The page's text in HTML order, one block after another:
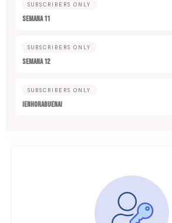
SUBSCRIBERS ONLY
Semana 11
SUBSCRIBERS ONLY
Semana 12
SUBSCRIBERS ONLY
¡Enhorabuena!